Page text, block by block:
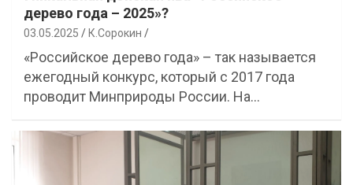
дерево года – 2025»?
03.05.2025 К.Сорокин
«Российское дерево года» – так называется
ежегодный конкурс, который с 2017 года
проводит Минприроды России. На…